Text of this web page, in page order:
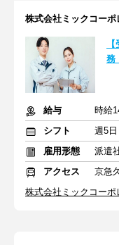
株式会社ミックコーポ
務
給与
時給
シフト
週5
雇用形態
派遣
アクセス
京急
株式会社ミックコー